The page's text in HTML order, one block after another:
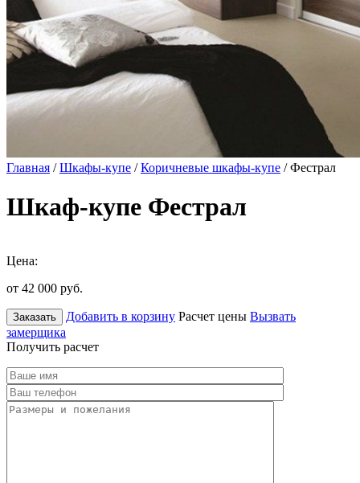
Главная /Шкафы-купе /Коричневые шкафы-купе / Фестрал
Шкаф-купе Фестрал
Цена:
от 42 000 руб.
Заказать Добавить в корзину Расчет цены Вызвать
замерщика
Получить расчет